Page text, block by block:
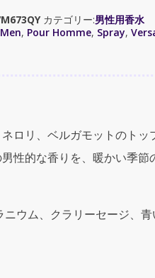
カテゴリー:男性用香水
Men, Pour Homme, Spray,
ロリ、ベルガモットのト
性的な香りを、暖かい季
ウム、クラリーセージ、